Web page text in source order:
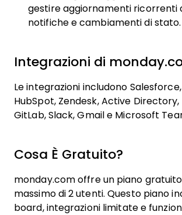
gestire aggiornamenti ricorrenti
notifiche e cambiamenti di stato.
Integrazioni di
Le integrazioni includono
HubSpot, Zendesk, Active Directory,
GitLab, Slack, Gmail e Microsoft
Cosa È Gratuito?
monday.com offre un piano
massimo di 2 utenti. Questo piano
board, integrazioni limitate e